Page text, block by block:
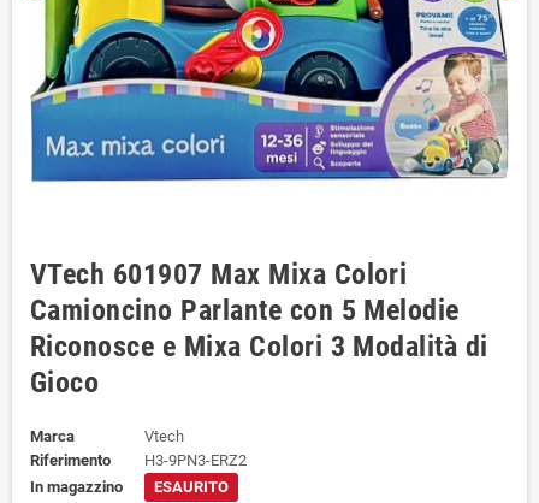
VTech 601907 Max Mixa Colori
Camioncino Parlante con 5 Melodie
Riconosce e Mixa Colori 3 Modalità di
Gioco
Marca
Vtech
Riferimento
H3-9PN3-ERZ2
In magazzino
ESAURITO